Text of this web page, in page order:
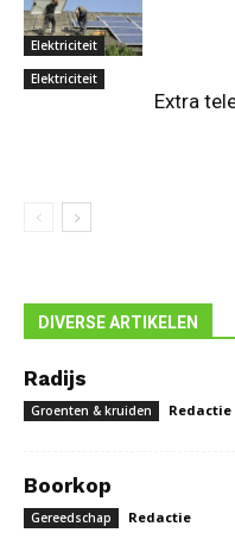
Elektriciteit
Elektriciteit
Extra
DIVERSE ARTIKELEN
Radijs
Groenten & kruiden Redactie
Boorkop
Gereedschap Redactie